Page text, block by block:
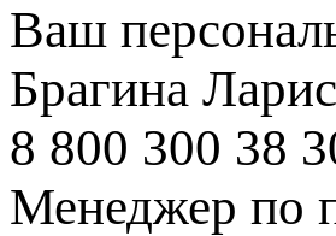
Ваш
Брагина
8 800 300 38
Менеджер по